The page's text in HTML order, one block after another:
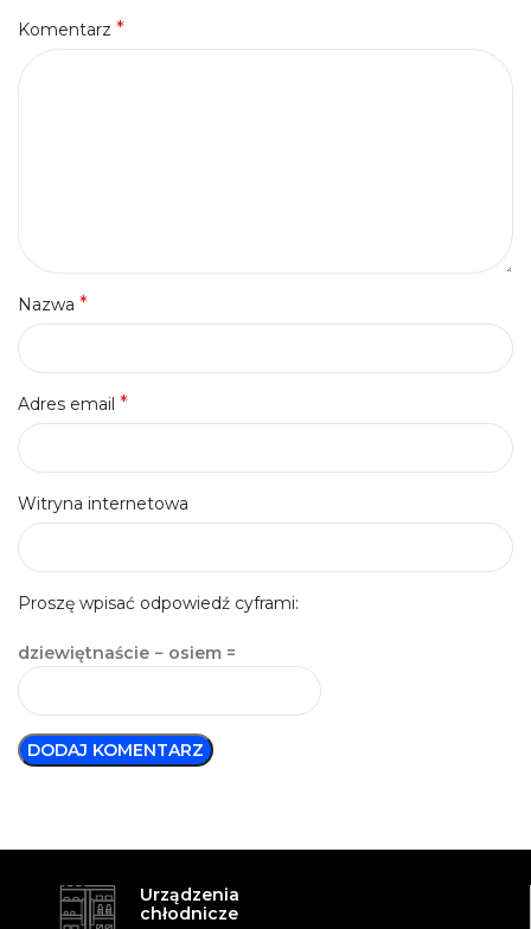
Komentarz *
Nazwa *
Adres email *
Witryna internetowa
Proszę wpisać odpowiedź cyframi:
dziewiętnaście − osiem =
Urządzenia
chłodnicze